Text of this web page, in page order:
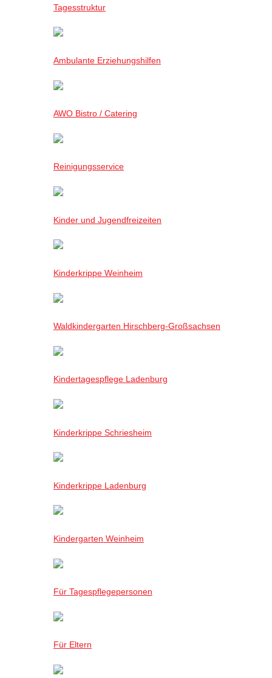
Tagesstruktur
Ambulante Erziehungshilfen
AWO Bistro / Catering
Reinigungsservice
Kinder und Jugendfreizeiten
Kinderkrippe Weinheim
Waldkindergarten Hirschberg-Großsachsen
Kindertagespflege Ladenburg
Kinderkrippe Schriesheim
Kinderkrippe Ladenburg
Kindergarten Weinheim
Für Tagespflegepersonen
Für Eltern